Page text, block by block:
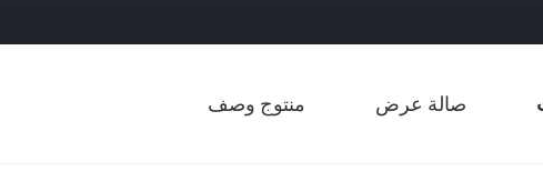
صالة عرض منتوج وصف